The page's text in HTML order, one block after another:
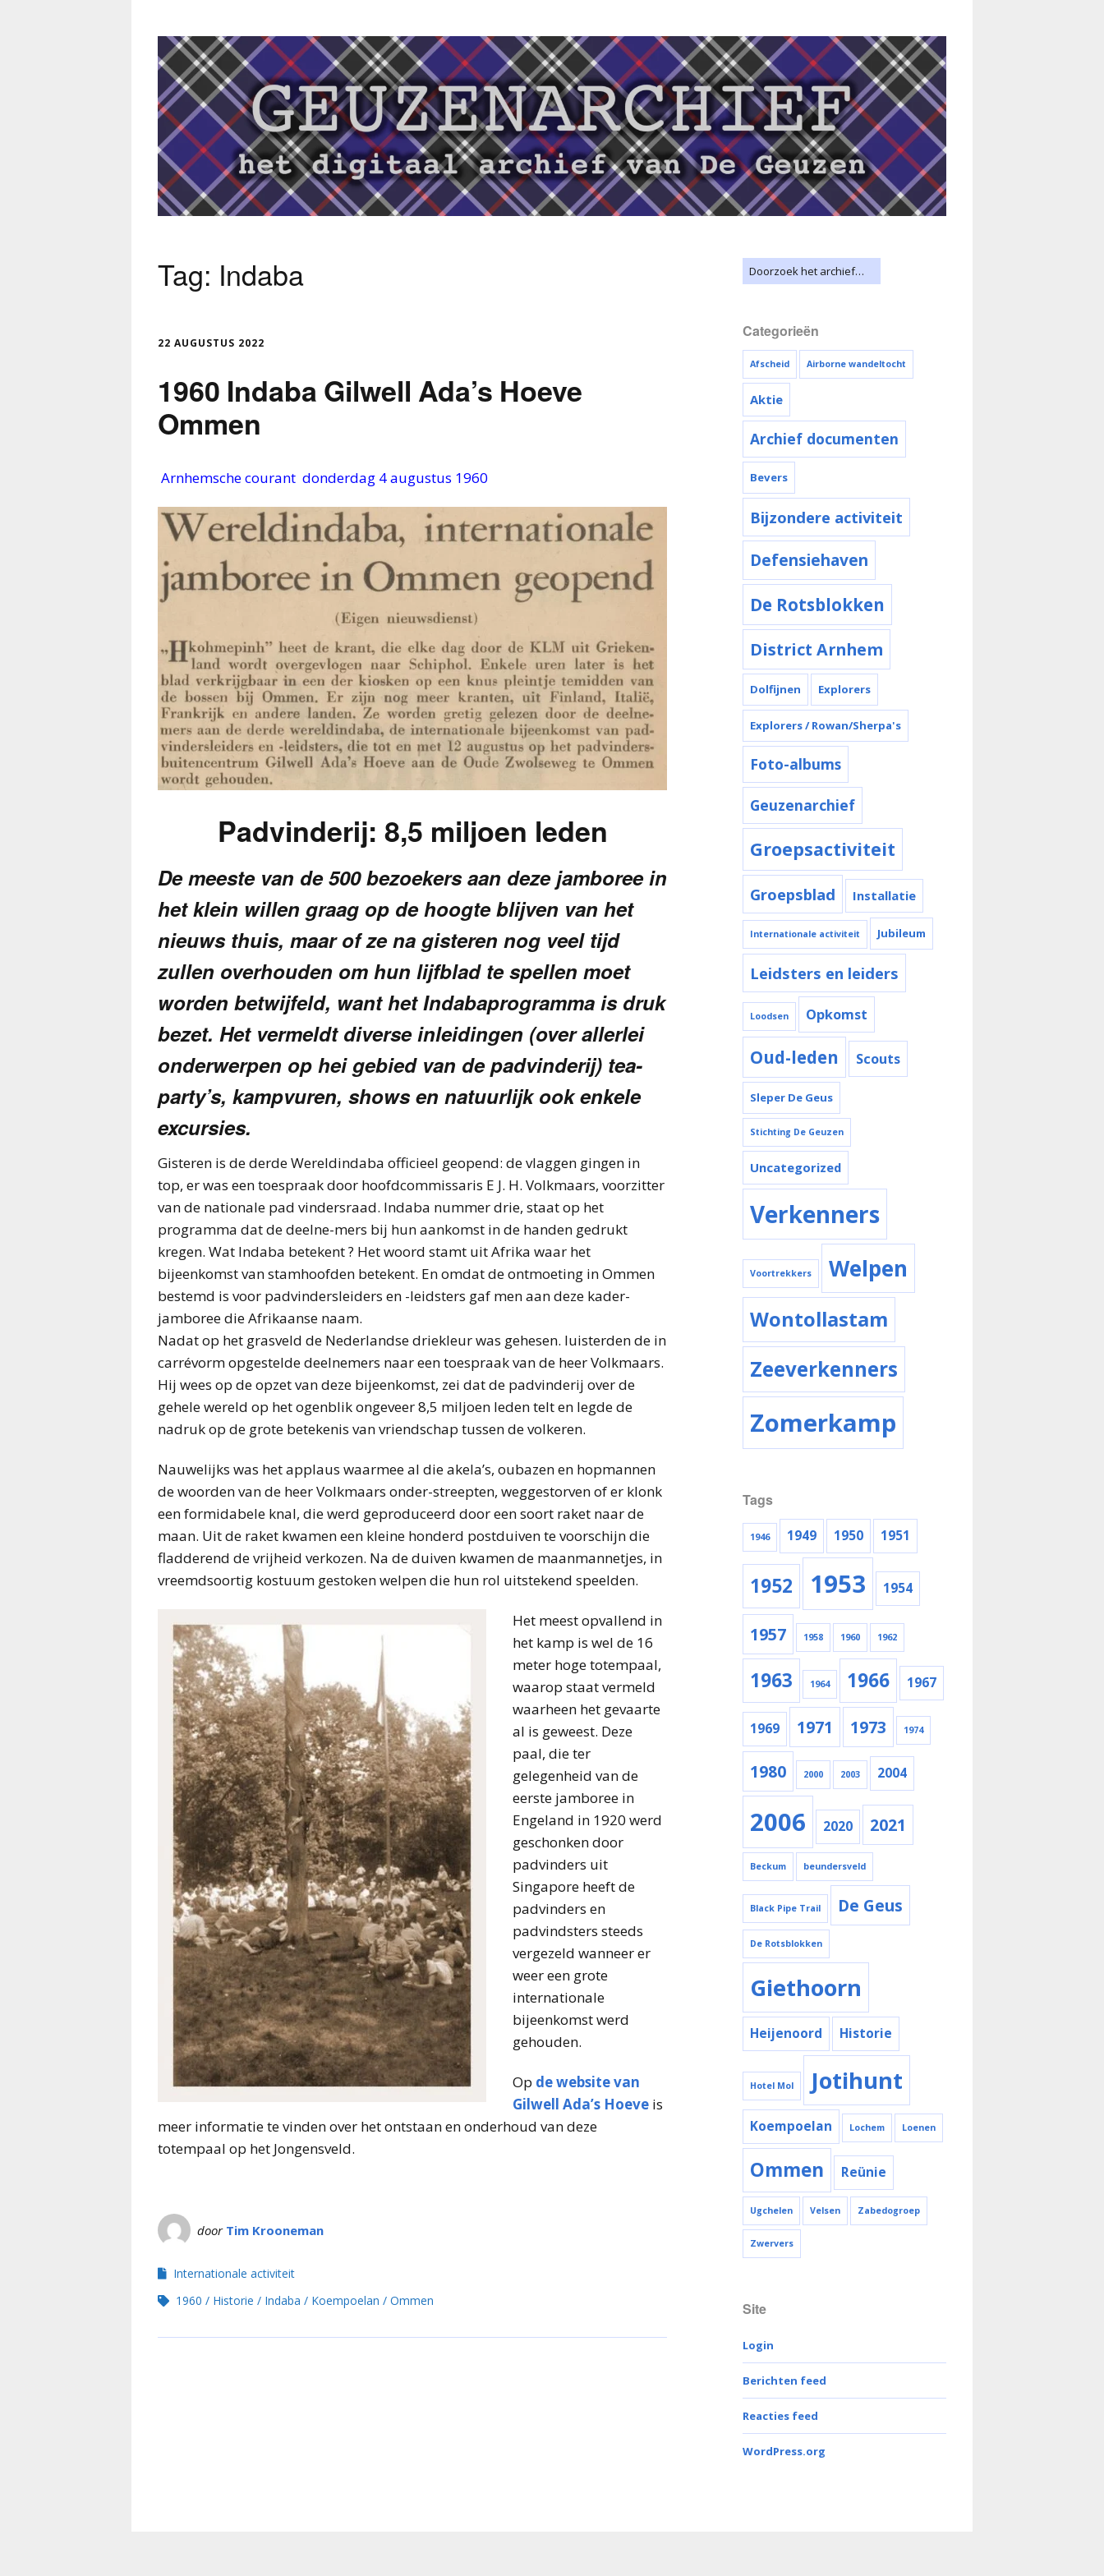
Tag: Indaba
22 AUGUSTUS 2022
1960 Indaba Gilwell Ada’s Hoeve
Ommen
Arnhemsche courant donderdag 4 augustus 1960
Padvinderij: 8,5 miljoen leden
De meeste van de 500 bezoekers aan deze jamboree in
het klein willen graag op de hoogte blijven van het
nieuws thuis, maar of ze na gisteren nog veel tijd
zullen overhouden om hun lijfblad te spellen moet
worden betwijfeld, want het Indabaprogramma is druk
bezet. Het vermeldt diverse inleidingen (over allerlei
onderwerpen op hei gebied van de padvinderij) tea-
party’s, kampvuren, shows en natuurlijk ook enkele
excursies.
Gisteren is de derde Wereldindaba officieel geopend: de vlaggen gingen in
top, er was een toespraak door hoofdcommissaris E J. H. Volkmaars, voorzitter
van de nationale pad vindersraad. Indaba nummer drie, staat op het
programma dat de deelne-mers bij hun aankomst in de handen gedrukt
kregen. Wat Indaba betekent ? Het woord stamt uit Afrika waar het
bijeenkomst van stamhoofden betekent. En omdat de ontmoeting in Ommen
bestemd is voor padvindersleiders en -leidsters gaf men aan deze kader-
jamboree die Afrikaanse naam.
Nadat op het grasveld de Nederlandse driekleur was gehesen. luisterden de in
carrévorm opgestelde deelnemers naar een toespraak van de heer Volkmaars.
Hij wees op de opzet van deze bijeenkomst, zei dat de padvinderij over de
gehele wereld op het ogenblik ongeveer 8,5 miljoen leden telt en legde de
nadruk op de grote betekenis van vriendschap tussen de volkeren.
Nauwelijks was het applaus waarmee al die akela’s, oubazen en hopmannen
de woorden van de heer Volkmaars onder-streepten, weggestorven of er klonk
een formidabele knal, die werd geproduceerd door een soort raket naar de
maan. Uit de raket kwamen een kleine honderd postduiven te voorschijn die
fladderend de vrijheid verkozen. Na de duiven kwamen de maanmannetjes, in
vreemdsoortig kostuum gestoken welpen die hun rol uitstekend speelden.
Het meest opvallend in
het kamp is wel de 16
meter hoge totempaal,
waarop staat vermeld
waarheen het gevaarte
al is geweest. Deze
paal, die ter
gelegenheid van de
eerste jamboree in
Engeland in 1920 werd
geschonken door
padvinders uit
Singapore heeft de
padvinders en
padvindsters steeds
vergezeld wanneer er
weer een grote
internationale
bijeenkomst werd
gehouden.
Op de website van
Gilwell Ada’s Hoeve is
meer informatie te vinden over het ontstaan en onderhoud van deze
totempaal op het Jongensveld.
door Tim Krooneman
Internationale activiteit
1960
Historie Indaba Koempoelan Ommen
Categorieën
Afscheid Airborne wandeltocht
Aktie
Archief documenten
Bevers
Bijzondere activiteit
Defensiehaven
De Rotsblokken
District Arnhem
Dolfijnen Explorers
Explorers / Rowan/Sherpa's
Foto-albums
Geuzenarchief
Groepsactiviteit
Groepsblad Installatie
Internationale activiteit Jubileum
Leidsters en leiders
Loodsen Opkomst
Oud-leden Scouts
Sleper De Geus
Stichting De Geuzen
Uncategorized
Verkenners
Voortrekkers Welpen
Wontollastam
Zeeverkenners
Zomerkamp
Tags
1946 1949 1950 1951
1952 1953 1954
1957 1958 1960 1962
1963 1964 1966 1967
1969 1971 1973 1974
1980 2000 2003 2004
2006 2020 2021
Beckum beundersveld
Black Pipe Trail De Geus
De Rotsblokken
Giethoorn
Heijenoord Historie
Hotel Mol Jotihunt
Koempoelan Lochem Loenen
Ommen Reünie
Ugchelen Velsen Zabedogroep
Zwervers
Site
Login
Berichten feed
Reacties feed
WordPress.org